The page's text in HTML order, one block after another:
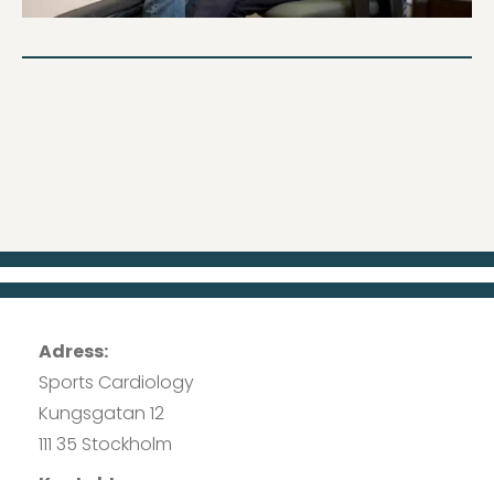
Adress:
Sports Cardiology
Kungsgatan 12
111 35 Stockholm